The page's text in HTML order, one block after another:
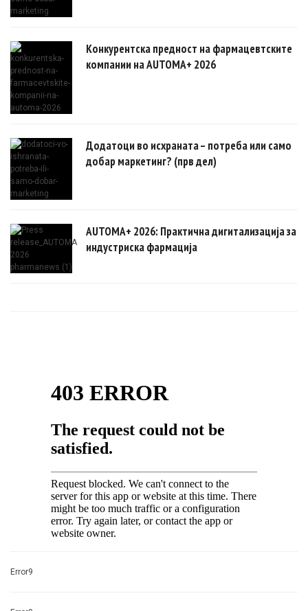
Конкурентска предност на фармацевтските
компании на AUTOMA+ 2026
Додатоци во исхраната – потреба или само
добар маркетинг? (прв дел)
AUTOMA+ 2026: Практична дигитализација за
индустриска фармација
Error9